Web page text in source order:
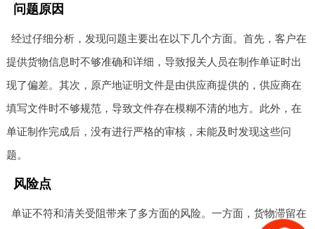
问题原因
经过仔细分析，发现问题主要出在以下几个方面。首先，客户在
提供货物信息时不够准确和详细，导致报关人员在制作单证时出
现了偏差。其次，原产地证明文件是由供应商提供的，供应商在
填写文件时不够规范，导致文件存在模糊不清的地方。此外，在
单证制作完成后，没有进行严格的审核，未能及时发现这些问
题。
风险点
单证不符和清关受阻带来了多方面的风险。一方面，货物滞留在